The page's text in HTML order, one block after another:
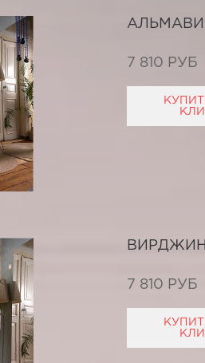
7 810 РУБ
7 810 РУБ